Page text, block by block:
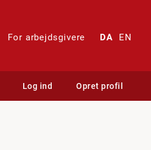
For arbejdsgivere DA EN
Log ind Opret profil